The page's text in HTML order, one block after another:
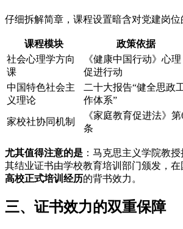
仔细拆解简章，课程设置暗含对党建岗位
课程模块 政策依据
社会心理学方向
课
《健康中国行动》心理
促进行动
中国特色社会主
义理论
二十大报告“健全思政
作体系”
家校社协同机制
《家庭教育促进法》第
条
尤其值得注意的是 ：马克思主义学院教
其结业证书由学校教育培训部门颁发，
高校正式培训经历的背书效力。
三、证书效力的双重保障